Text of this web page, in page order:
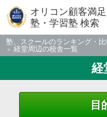
オリコン顧客満
塾・学習塾 検索
塾、スクールのランキング・比
経堂周辺の校舎一覧
経
目